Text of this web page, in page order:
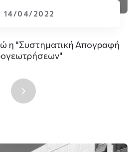
14/04/2022
η "Συστηματική Απογραφή